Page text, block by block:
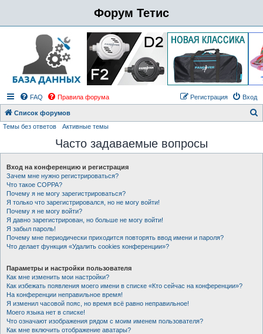
Форум Тетис
FAQ Правила форума Вход
Регистрация
Список форумов
с
Темы без ответов Активные темы
Часто задаваемые вопросы
Вход на конференцию и регистрация
Зачем мне нужно регистрироваться?
Что такое COPPA?
Почему я не могу зарегистрироваться?
Я только что зарегистрировался, но не могу войти!
Почему я не могу войти?
Я давно зарегистрирован, но больше не могу войти!
Я забыл пароль!
Почему мне периодически приходится повторять ввод имени и пароля?
Что делает функция «Удалить cookies конференции»?
Параметры и настройки пользователя
Как мне изменить мои настройки?
Как избежать появления моего имени в списке «Кто сейчас на конференции»?
На конференции неправильное время!
Я изменил часовой пояс, но время всё равно неправильное!
Моего языка нет в списке!
Что означают изображения рядом с моим именем пользователя?
Как мне включить отображение аватары?